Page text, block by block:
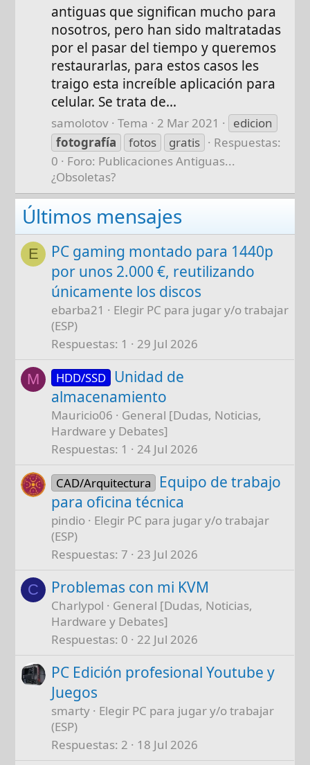
antiguas que significan mucho para
nosotros, pero han sido maltratadas
por el pasar del tiempo y queremos
restaurarlas, para estos casos les
traigo esta increíble aplicación para
celular. Se trata de...
samolotov Tema 2 Mar 2021
edicion
fotografía
fotos gratis
Respuestas:
0
Foro: Publicaciones Antiguas...
¿Obsoletas?
Últimos mensajes
E
PC gaming montado para 1440p
por unos 2.000 €, reutilizando
únicamente los discos
ebarba21
Elegir PC para jugar y/o trabajar
(ESP)
Respuestas 1 29 Jul 2026
M HDD/SSD Unidad de
almacenamiento
Mauricio06
General [Dudas, Noticias,
Hardware y Debates]
Respuestas 1 24 Jul 2026
CAD/Arquitectura
Equipo de trabajo
para oficina técnica
pindio
Elegir PC para jugar y/o trabajar
(ESP)
Respuestas 7 23 Jul 2026
C Problemas con mi KVM
Charlypol
General [Dudas, Noticias,
Hardware y Debates]
Respuestas 0 22 Jul 2026
PC Edición profesional Youtube y
Juegos
smarty
Elegir PC para jugar y/o trabajar
(ESP)
Respuestas 2 18 Jul 2026